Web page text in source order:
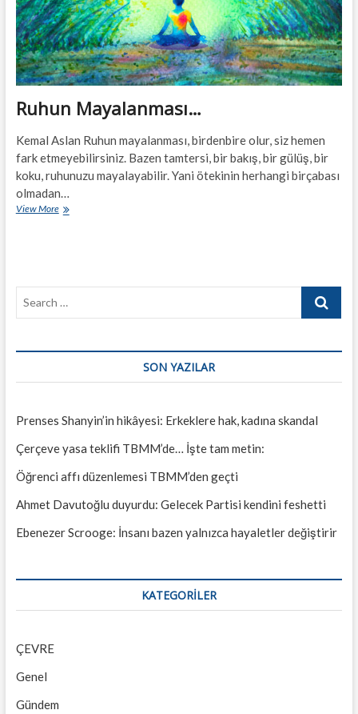
Ruhun Mayalanması…
Kemal Aslan Ruhun mayalanması, birdenbire olur, siz hemen
fark etmeyebilirsiniz. Bazen tamtersi, bir bakış, bir gülüş, bir
koku, ruhunuzu mayalayabilir. Yani ötekinin herhangi birçabası
olmadan…
View MoreRuhun
Search
SON YAZILAR
Prenses Shanyin’in hikâyesi: Erkeklere hak, kadına skandal
Çerçeve yasa teklifi TBMM’de… İşte tam metin:
Öğrenci affı düzenlemesi TBMM’den geçti
Ahmet Davutoğlu duyurdu: Gelecek Partisi kendini feshetti
Ebenezer Scrooge: İnsanı bazen yalnızca hayaletler değiştirir
KATEGORILER
ÇEVRE
Genel
Gündem